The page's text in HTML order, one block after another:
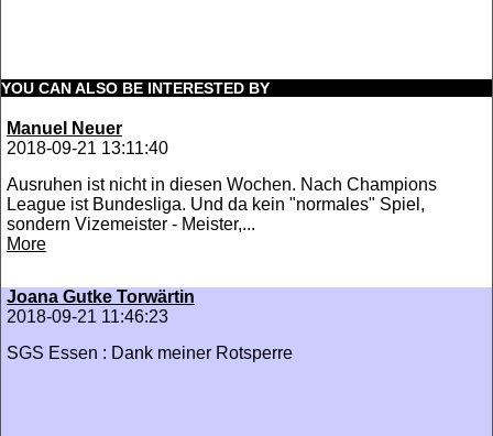
YOU CAN ALSO BE INTERESTED BY
Manuel Neuer
2018-09-21 13:11:40
Ausruhen ist nicht in diesen Wochen. Nach Champions
League ist Bundesliga. Und da kein "normales" Spiel,
sondern Vizemeister - Meister,...
More
Joana Gutke Torwärtin
2018-09-21 11:46:23
SGS Essen : Dank meiner Rotsperre